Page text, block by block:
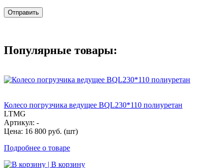
Популярные товары:
Колесо погрузчика ведущее BQL230*110 полиуретан
LTMG
Артикул: -
Цена: 16 800 руб. (шт)
Подробнее о товаре
| В корзину